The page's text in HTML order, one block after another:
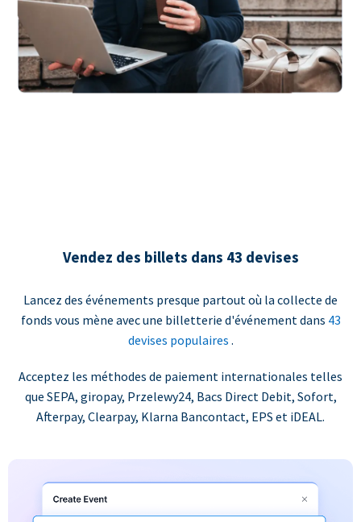
Vendez des billets dans 43 devises
Lancez des événements presque partout où la collecte de
fonds vous mène avec une billetterie d'événement dans 43
devises populaires .
Acceptez les méthodes de paiement internationales telles
que SEPA, giropay, Przelewy24, Bacs Direct Debit, Sofort,
Afterpay, Clearpay, Klarna Bancontact, EPS et iDEAL.